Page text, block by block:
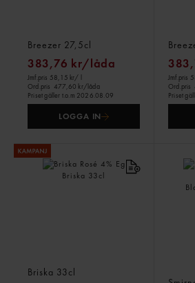
Breezer 27,5cl
383,76 kr/låda
Jmf.pris 58,15 kr/ l
Ord.pris 477,60 kr/låda
Priset gäller t.o.m 2026.08.09
LOGGA IN
Jmf.pris
Ord.pris
Priset
Briska 33cl